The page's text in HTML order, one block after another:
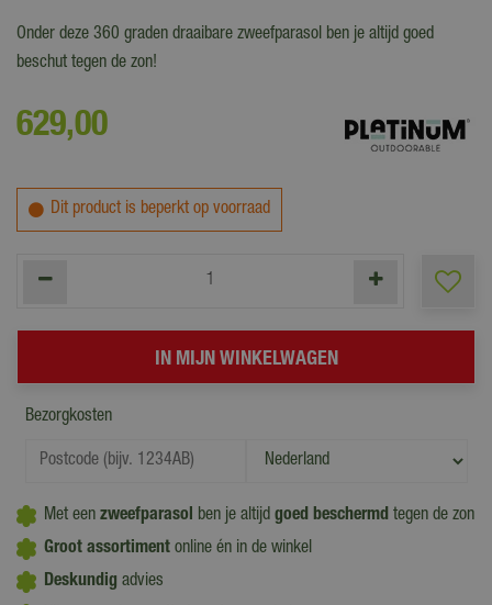
Onder deze 360 graden draaibare zweefparasol ben je altijd goed
beschut tegen de zon!
629,00
Dit product is beperkt op voorraad
Bezorgkosten
Met een zweefparasol ben je altijd goed beschermd tegen de zon
Groot assortiment online én in de winkel
Deskundig advies